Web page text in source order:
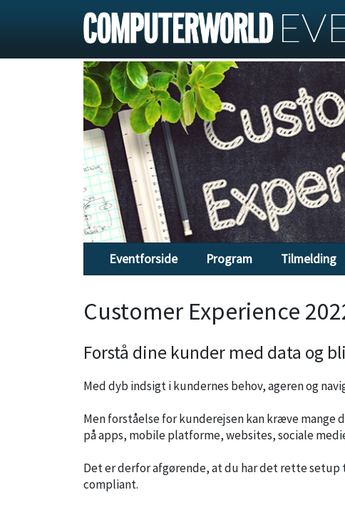
Eventforside Program Tilmelding
Customer Experience
Forstå dine kunder med data og
Med dyb indsigt i kundernes behov, ageren og
Men forståelse for kunderejsen kan kræve
på apps, mobile platforme, websites, sociale
Det er derfor afgørende, at du har det rette
compliant.